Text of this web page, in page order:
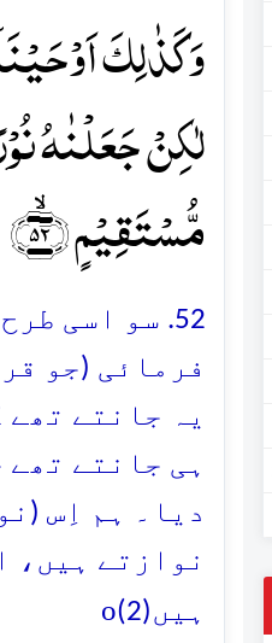
وَ کَذٰلِکَ
لٰکِنۡ جَعَلۡنٰہُ
مُّسۡتَقِیۡمٍ ﴿ۙ۵۲﴾
52. سو اسی
فرمائی (جو
یہ جانتے تھے
دیا۔ ہم اِس
نوازتے ہیں،
ہیں(2)
o